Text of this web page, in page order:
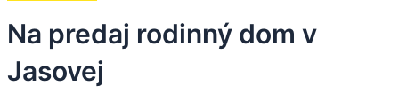
Na predaj rodinný dom v
Jasovej